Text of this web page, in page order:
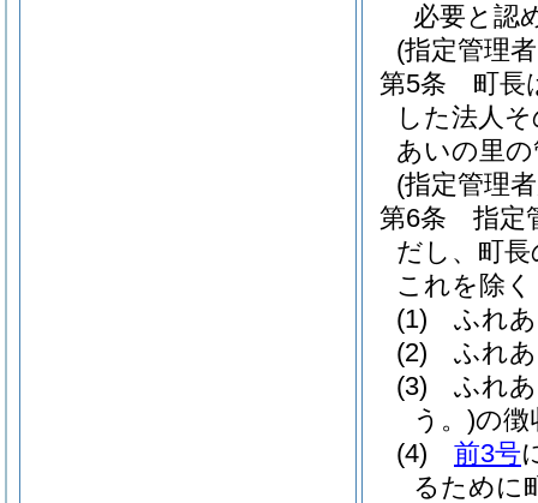
必要と認
(指定管理
第5条
町長
した法人
あいの里
(指定管理
第6条
指定
だし、町
これを除
(1)
ふれ
(2)
ふれ
(3)
ふれ
う。)の徴
(4)
前3号
るために